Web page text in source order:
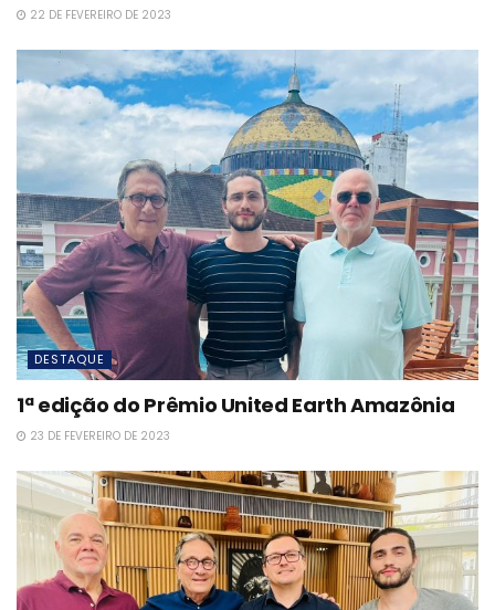
22 DE FEVEREIRO DE 2023
DESTAQUE
1ª edição do Prêmio United Earth Amazônia
23 DE FEVEREIRO DE 2023